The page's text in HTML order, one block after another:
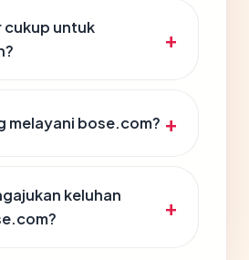
cukup untuk
melayani bose.com?
keluhan